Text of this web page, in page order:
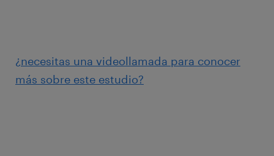
¿necesitas una videollamada para conocer
más sobre este estudio?